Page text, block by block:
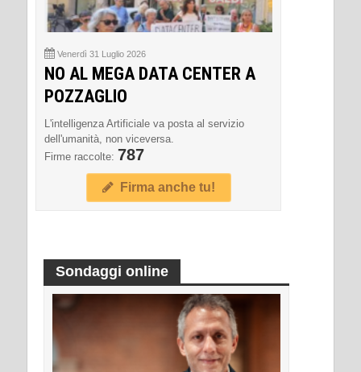
Venerdì 31 Luglio 2026
NO AL MEGA DATA CENTER A
POZZAGLIO
L'intelligenza Artificiale va posta al servizio
dell'umanità, non viceversa.
Firme raccolte: 787
Firma anche tu!
Sondaggi online